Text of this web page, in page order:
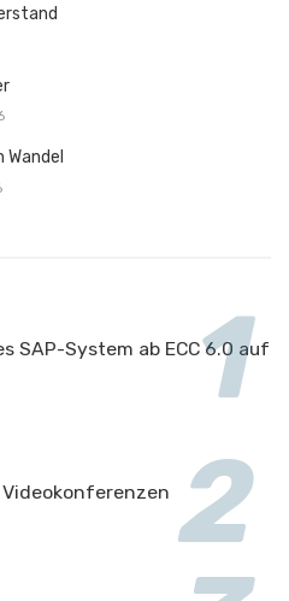
Wandel
SAP-System ab ECC 6.0 auf